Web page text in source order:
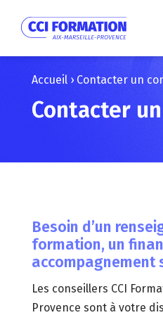
Accueil› Contacter un
Contacter
Besoin d’un
formation, un
accompagnement
Les conseillers CCI
Provence sont à votre